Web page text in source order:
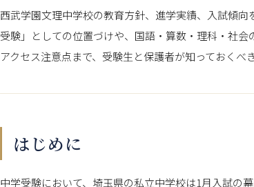
西武学園文理中学校の教育方針、進学実績、入試傾
受験」としての位置づけや、国語・算数・理科・社
アクセス注意点まで、受験生と保護者が知っておくべ
はじめに
中学受験において、埼玉県の私立中学校は1月入試の